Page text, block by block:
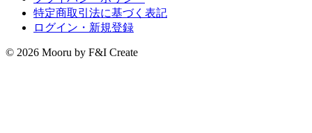
特定商取引法に基づく表記
ログイン・新規登録
© 2026 Mooru by F&I Create